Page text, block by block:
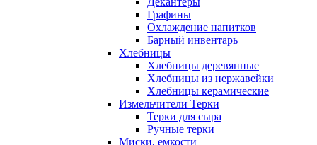
Графины
Охлаждение напитков
Барный инвентарь
Хлебницы
Хлебницы деревянные
Хлебницы из нержавейки
Хлебницы керамические
Измельчители Терки
Терки для сыра
Ручные терки
Миски, емкости